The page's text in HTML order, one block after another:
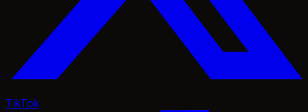
TikTok